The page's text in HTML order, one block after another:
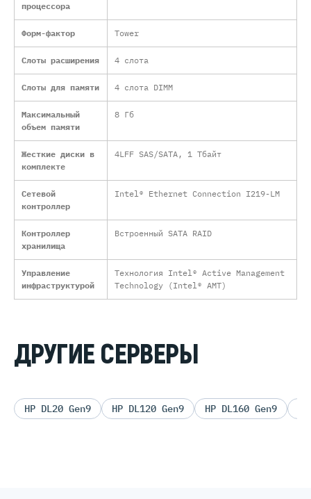
процессора
Форм-фактор Tower
Слоты расширения 4 слота
Слоты для памяти 4 слота DIMM
Максимальный
объем памяти
8 Гб
Жесткие диски в
комплекте
4LFF SAS/SATA, 1 Тбайт
Сетевой
контроллер
Intel® Ethernet Connection I219-LM
Контроллер
хранилища
Встроенный SATA RAID
Управление
инфраструктурой
Технология Intel® Active Management
Technology (Intel® AMT)
ДРУГИЕ СЕРВЕРЫ
HP DL20 Gen9 HP DL120 Gen9 HP DL160 Gen9